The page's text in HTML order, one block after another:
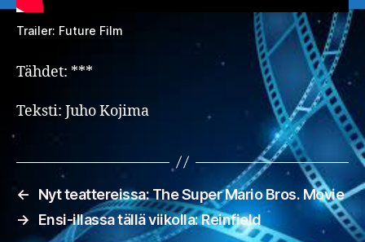
Trailer: Future Film
Tähdet: ***
Teksti: Juho Kojima
←
Nyt teattereissa: The Super Mario Bros. Movie
→
Ensi-illassa tällä viikolla: Reinfield